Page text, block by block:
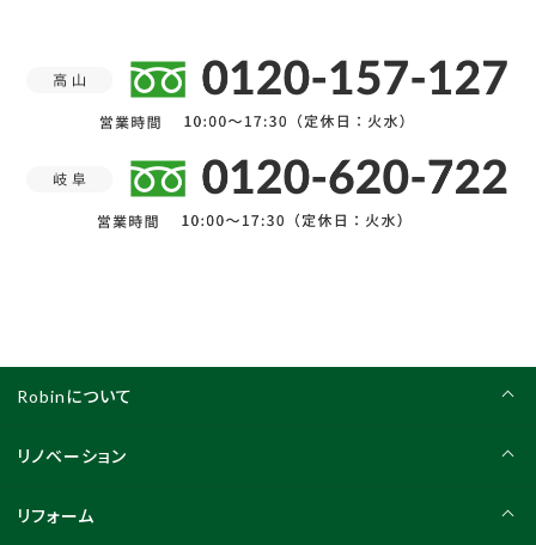
Robinについて
リノベーション
リフォーム